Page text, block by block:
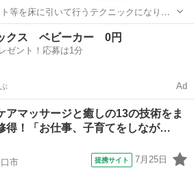
等を床に引いて行うテクニックになりま
行い、体感して頂きます。お客様は洋服
お客様へ圧をゆっくり加えながら押して
素を兼ね備え...
ージ
クス ベビーカー 0円
ゼント！応募は1分
Ad
アマッサージと癒しの13の技術をま
得！「お仕事、子育てをしなが…
市 提携サイト 7月25日